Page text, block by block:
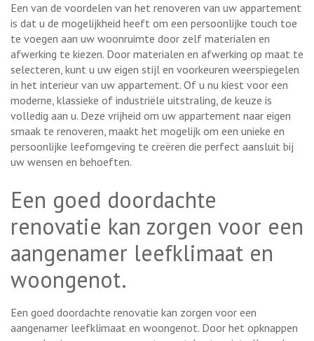
Een van de voordelen van het renoveren van uw appartement
is dat u de mogelijkheid heeft om een persoonlijke touch toe
te voegen aan uw woonruimte door zelf materialen en
afwerking te kiezen. Door materialen en afwerking op maat te
selecteren, kunt u uw eigen stijl en voorkeuren weerspiegelen
in het interieur van uw appartement. Of u nu kiest voor een
moderne, klassieke of industriële uitstraling, de keuze is
volledig aan u. Deze vrijheid om uw appartement naar eigen
smaak te renoveren, maakt het mogelijk om een unieke en
persoonlijke leefomgeving te creëren die perfect aansluit bij
uw wensen en behoeften.
Een goed doordachte
renovatie kan zorgen voor een
aangenamer leefklimaat en
woongenot.
Een goed doordachte renovatie kan zorgen voor een
aangenamer leefklimaat en woongenot. Door het opknappen